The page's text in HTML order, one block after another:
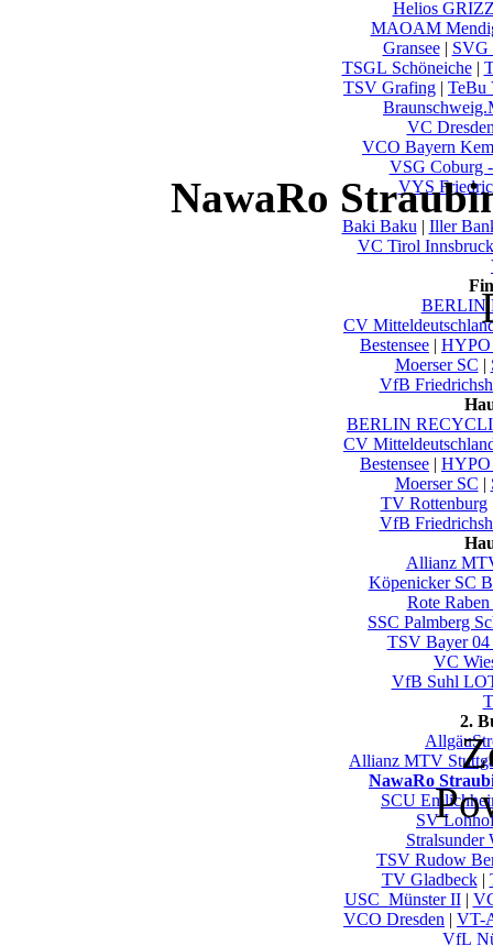
Helios
MAOAM
Gransee| SVG
TSGL Schöneiche|
TSV Grafing | TeBu
VC
VCO Bayern
VSG Coburg
VYS
Baki Baku | Iller
VC Tirol Innsbruck
BERLIN
CV
Bestensee | HYPO
Moerser SC |
VfB
BERLIN
CV
Bestensee | HYPO
Moerser SC |
TV Rottenburg
VfB
Allianz
Köpenicker SC
Rote
SSC Palmberg
TSV Bayer 04
VC
VfB Suhl
2.
Allianz MTV
NawaRo
SCU
SV
Stralsunder
TSV Rudow
TV Gladbeck|
USC_Münster II|
VCO Dresden | VT-
VfL
NawaRo